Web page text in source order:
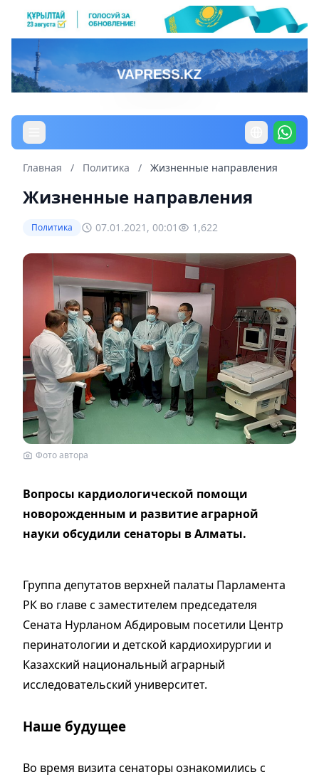
Главная / Политика / Жизненные направления
Жизненные направления
Политика 07.01.2021, 00:01 1,622
Фото автора
Вопросы кардиологической помощи
новорожденным и развитие аграрной
науки обсудили сенаторы в Алматы.
Группа депутатов верхней палаты Парламента
РК во главе с заместителем председателя
Сената Нурланом Абдировым посетили Центр
перинатологии и детской кардиохирургии и
Казахский национальный аграрный
исследовательский университет.
Наше будущее
Во время визита сенаторы ознакомились с